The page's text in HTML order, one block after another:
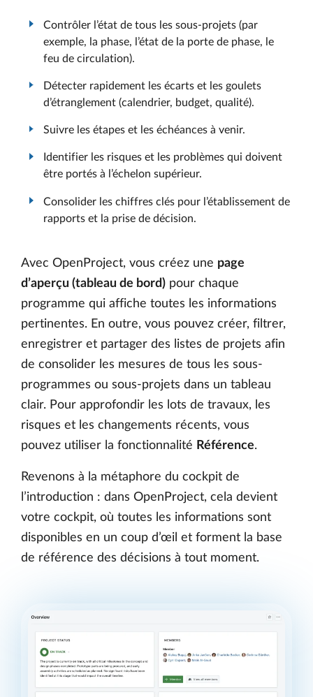
Contrôler l’état de tous les sous-projets (par
exemple, la phase, l’état de la porte de phase, le
feu de circulation).
Détecter rapidement les écarts et les goulets
d’étranglement (calendrier, budget, qualité).
Suivre les étapes et les échéances à venir.
Identifier les risques et les problèmes qui doivent
être portés à l’échelon supérieur.
Consolider les chiffres clés pour l’établissement de
rapports et la prise de décision.
Avec OpenProject, vous créez une page
d’aperçu (tableau de bord) pour chaque
programme qui affiche toutes les informations
pertinentes. En outre, vous pouvez créer, filtrer,
enregistrer et partager des listes de projets afin
de consolider les mesures de tous les sous-
programmes ou sous-projets dans un tableau
clair. Pour approfondir les lots de travaux, les
risques et les changements récents, vous
pouvez utiliser la fonctionnalité Référence.
Revenons à la métaphore du cockpit de
l’introduction : dans OpenProject, cela devient
votre cockpit, où toutes les informations sont
disponibles en un coup d’œil et forment la base
de référence des décisions à tout moment.